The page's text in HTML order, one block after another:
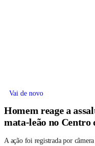
Vai de novo
Homem reage a
mata-leão no Centro
A ação foi registrada por câmera